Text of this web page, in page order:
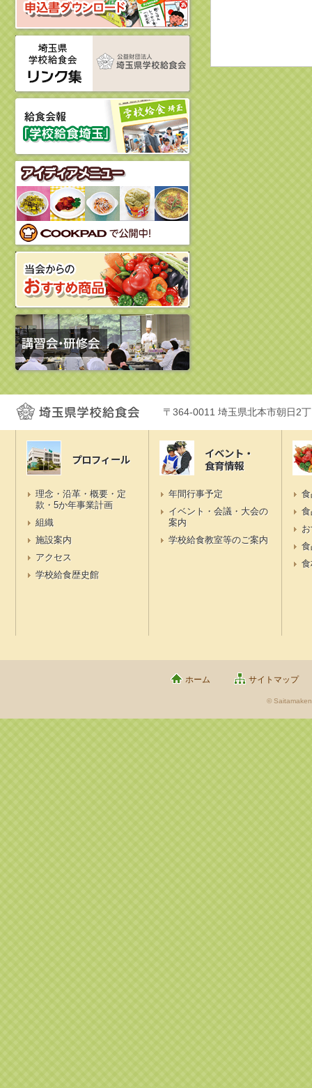
〒364-0011 埼玉県北本市朝日2
プロフィール
理念・沿革・概要・定
款・5か年事業計画
組織
施設案内
アクセス
学校給食歴史館
イベント・
食育情報
年間行事予定
イベント・会議・大会の
案内
学校給食教室等のご案内
ホーム サイトマップ
©